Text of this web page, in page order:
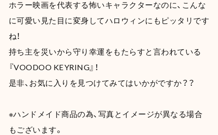
ホラー映画を代表する怖いキャラクターなのに、こんな
に可愛い見た目に変身してハロウィンにもピッタリです
ね！
持ち主を災いから守り幸運をもたらすと言われている
『VOODOO KEYRING』！
是非、お気に入りを見つけてみてはいかがですか？？
※ハンドメイド商品の為、写真とイメージが異なる場合
もございます。